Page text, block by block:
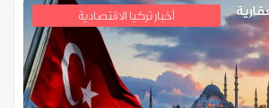
أخبار تركيا الاقتصادية